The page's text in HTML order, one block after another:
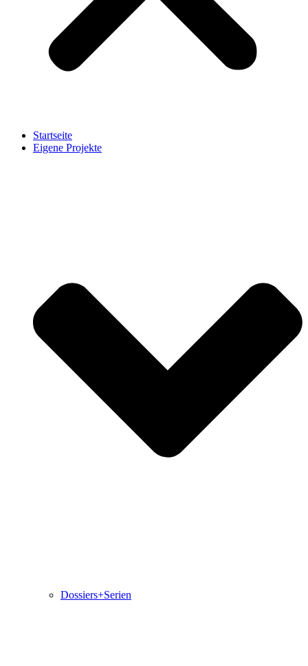
Startseite
Eigene Projekte
Dossiers+Serien